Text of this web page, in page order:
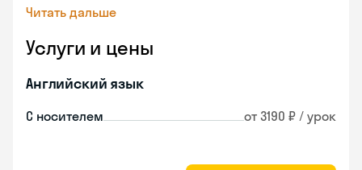
Читать дальше
Услуги и цены
Английский язык
С носителем от 3190 ₽ / урок